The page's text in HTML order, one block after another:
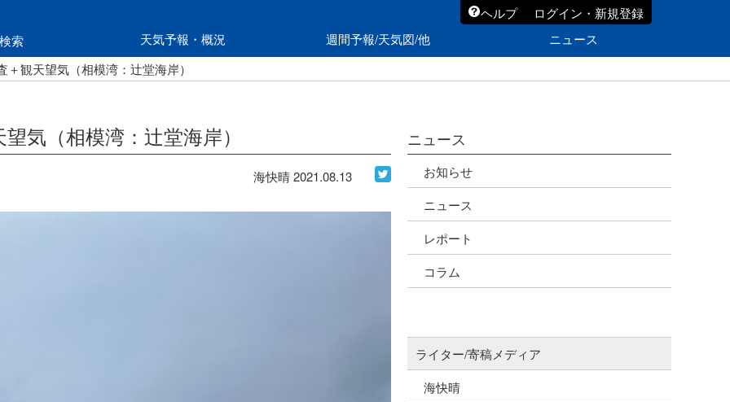
ヘルプ
ログイン・新規登録
索
天気予報・概況 週間予報/天気図/他
ニュース
観天望気（相模湾：辻堂海岸）
気（相模湾：辻堂海岸）
海快晴2021.08.13
ニュース
お知らせ
ニュース
レポート
コラム
ライター/寄稿メディア
海快晴